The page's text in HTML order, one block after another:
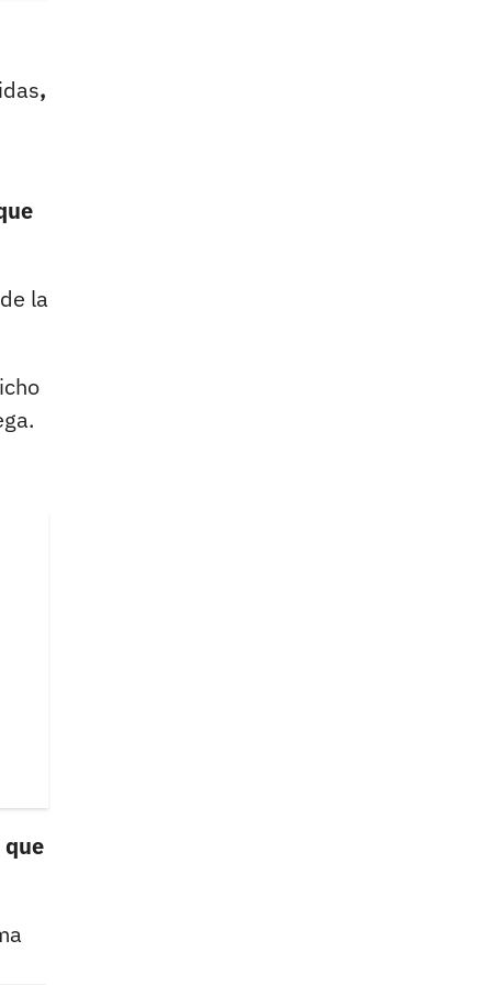
,
la